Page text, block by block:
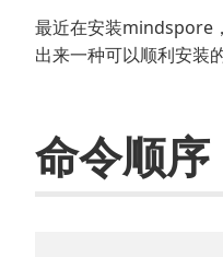
最近在安装mindspore
出来一种可以顺利安装
命令顺序